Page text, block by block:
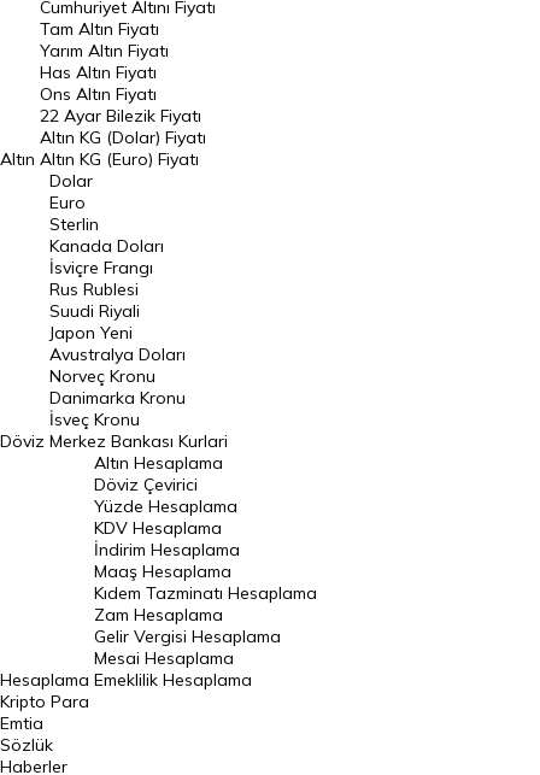
Endeksler
DÖVİZ
Döviz Kuru
Dolar Kuru
Euro Kuru
Pound Kuru
Frank Kuru
Riyal Kuru
Avustralya Doları
Danimarka Kronu Kuru
Kanada Doları Kuru
Norveç Kronu Kuru
İsveç Kronu Kuru
Japon Yeni Kuru
Serbest Piyasa Döviz Kurları
Merkez Bankası Döviz Kurları
Altın Fiyatları
Gram Altın Fiyatı
Çeyrek Altın Fiyatı
Altın
Cumhuriyet Altını Fiyatı
Tam Altın Fiyatı
Yarım Altın Fiyatı
Has Altın Fiyatı
Ons Altın Fiyatı
22 Ayar Bilezik Fiyatı
Altın KG (Dolar) Fiyatı
Altın KG (Euro) Fiyatı
Döviz
Dolar
Euro
Sterlin
Kanada Doları
İsviçre Frangı
Rus Rublesi
Suudi Riyali
Japon Yeni
Avustralya Doları
Norveç Kronu
Danimarka Kronu
İsveç Kronu
Merkez Bankası Kurlari
Hesaplama
Altın Hesaplama
Döviz Çevirici
Yüzde Hesaplama
KDV Hesaplama
İndirim Hesaplama
Maaş Hesaplama
Kıdem Tazminatı Hesaplama
Zam Hesaplama
Gelir Vergisi Hesaplama
Mesai Hesaplama
Emeklilik Hesaplama
Kripto Para
Emtia
Sözlük
Haberler